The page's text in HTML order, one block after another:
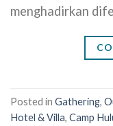
menghadirkan
Posted in Gathering,
Hotel & Villa, Camp